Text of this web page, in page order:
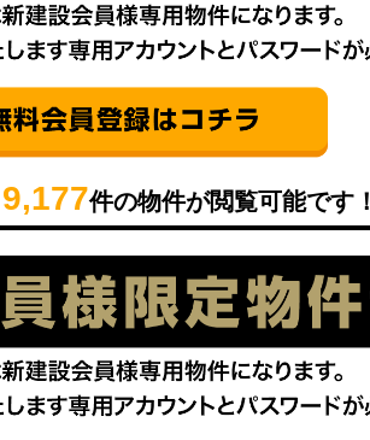
9,177件の物件が閲覧可能です！